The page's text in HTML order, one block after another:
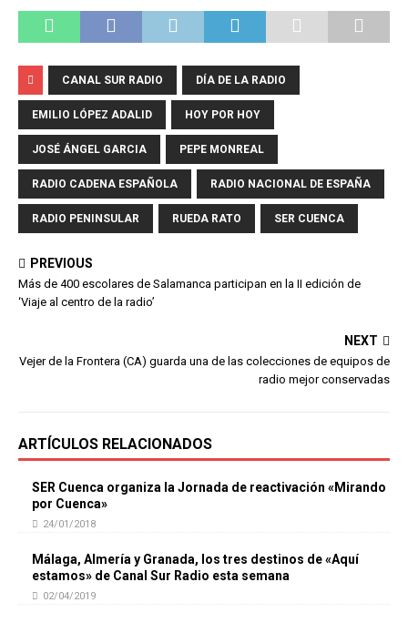
CANAL SUR RADIO DÍA DE LA RADIO
EMILIO LÓPEZ ADALID HOY POR HOY
JOSÉ ÁNGEL GARCIA PEPE MONREAL
RADIO CADENA ESPAÑOLA RADIO NACIONAL DE ESPAÑA
RADIO PENINSULAR RUEDA RATO SER CUENCA
PREVIOUS
Más de 400 escolares de Salamanca participan en la II edición de
‘Viaje al centro de la radio’
NEXT
Vejer de la Frontera (CA) guarda una de las colecciones de equipos de
radio mejor conservadas
ARTÍCULOS RELACIONADOS
SER Cuenca organiza la Jornada de reactivación «Mirando
por Cuenca»
24/01/2018
Málaga, Almería y Granada, los tres destinos de «Aquí
estamos» de Canal Sur Radio esta semana
02/04/2019